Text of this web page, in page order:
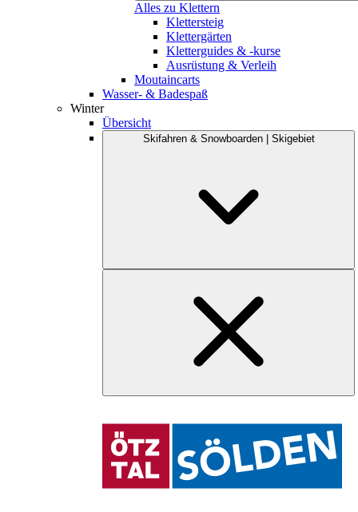
Alles zu Klettern
Klettersteig
Klettergärten
Kletterguides & -kurse
Ausrüstung & Verleih
Moutaincarts
Wasser- & Badespaß
Winter
Übersicht
Skifahren & Snowboarden | Skigebiet